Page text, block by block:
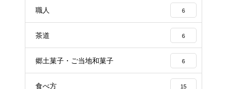
職人 6
茶道 6
郷土菓子・ご当地和菓子 6
食べ方 15